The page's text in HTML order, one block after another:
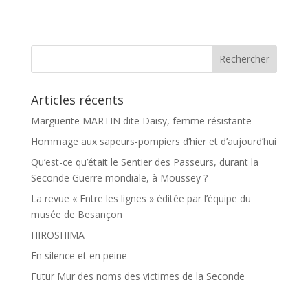
o e
Articles récents
Marguerite MARTIN dite Daisy, femme résistante
Hommage aux sapeurs-pompiers d’hier et d’aujourd’hui
Qu’est-ce qu’était le Sentier des Passeurs, durant la
Seconde Guerre mondiale, à Moussey ?
La revue « Entre les lignes » éditée par l’équipe du
musée de Besançon
HIROSHIMA
En silence et en peine
Futur Mur des noms des victimes de la Seconde